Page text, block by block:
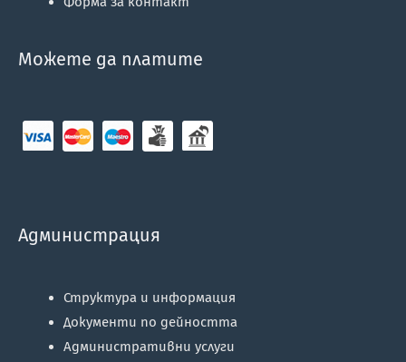
Можете да платите
Администрация
Структура и информация
Документи по дейността
Административни услуги